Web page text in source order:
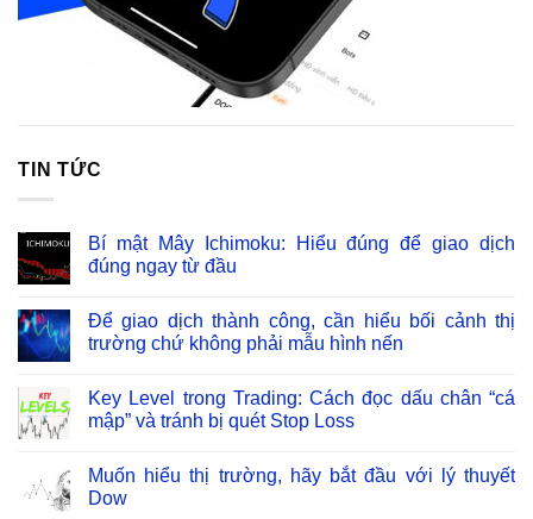
TIN TỨC
Bí mật Mây Ichimoku: Hiểu đúng để giao dịch
đúng ngay từ đầu
Để giao dịch thành công, cần hiểu bối cảnh thị
trường chứ không phải mẫu hình nến
Key Level trong Trading: Cách đọc dấu chân “cá
mập” và tránh bị quét Stop Loss
Muốn hiểu thị trường, hãy bắt đầu với lý thuyết
Dow